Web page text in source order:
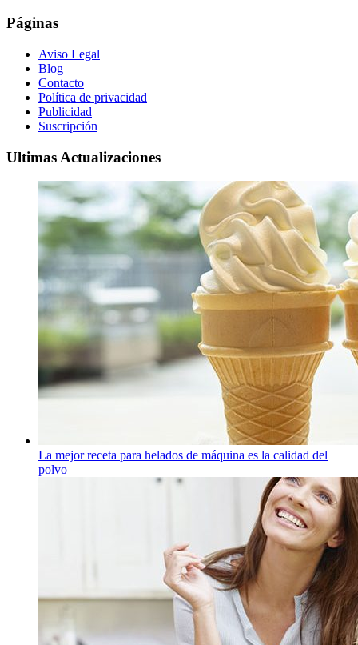
Páginas
Aviso Legal
Blog
Contacto
Política de privacidad
Publicidad
Suscripción
Ultimas Actualizaciones
La mejor receta para helados de máquina es la calidad del
polvo